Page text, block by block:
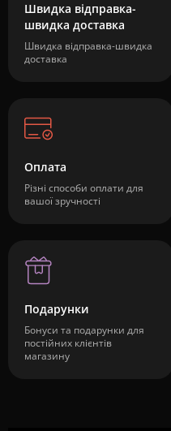
Швидка відправка-
швидка доставка
Швидка відправка-швидка
доставка
Оплата
Різні способи оплати для
вашої зручності
Подарунки
Бонуси та подарунки для
постійних клієнтів
магазину